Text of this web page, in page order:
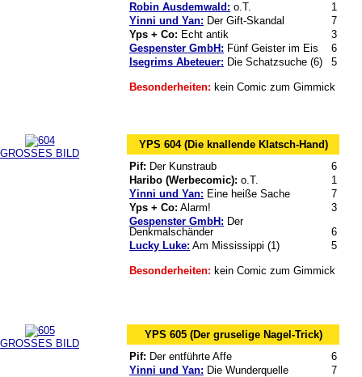
Robin Ausdemwald: o.T.
1
Yinni und Yan: Der Gift-Skandal
7
Yps + Co: Echt antik
3
Gespenster GmbH: Fünf Geister im Eis
6
Isegrims Abeteuer: Die Schatzsuche (6) 5
Besonderheiten: kein Comic zum Gimmick
GROSSES BILD
YPS 604 (Die knallende Klatsch-Hand)
Pif: Der Kunstraub
6
Haribo (Werbecomic): o.T.
1
Yinni und Yan: Eine heiße Sache
7
Yps + Co: Alarm!
3
Gespenster GmbH: Der
Denkmalschänder
6
Lucky Luke: Am Mississippi (1) 5
Besonderheiten: kein Comic zum Gimmick
GROSSES BILD
YPS 605 (Der gruselige Nagel-Trick)
Pif: Der entführte Affe
6
Yinni und Yan: Die Wunderquelle
7